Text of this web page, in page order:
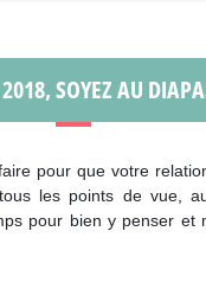
SOYEZ AU
pour que votre
les points de vue,
pour bien y penser et